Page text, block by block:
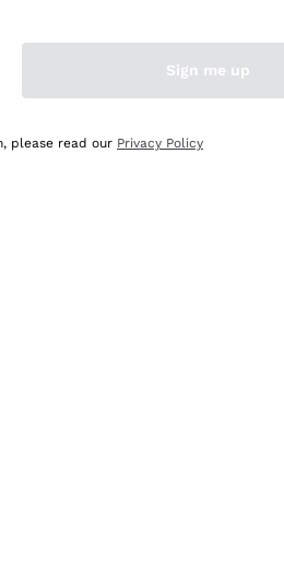
👍
Sign me up
please read our Privacy Policy